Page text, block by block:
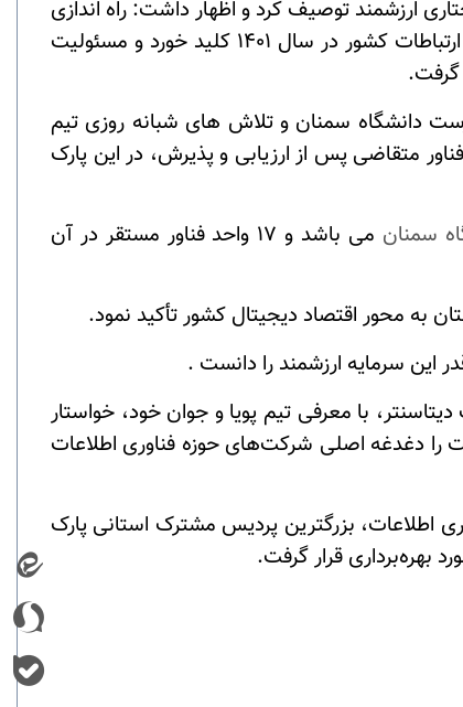
ارزشمند توصیف کرد و اظهار داشت: راه اندازی
پارک فناوری اطلاعات و ارتباطات در استان سمنان، در پی توافق نامه ای میان دانشگاه سمنان و پارک فناوری اطلاعات و ارتباطات کشور در سال 1401 کلید خورد و مسئولیت
گرفت.
دانشگاه سمنان و تلاش های شبانه روزی تیم
استقرار واحدهای فناور آماده شد؛ و با انتشار فراخوانی در اواسط سال 1404، واحدهای فناور متقاضی پس از ارزیابی و پذیرش، در این پارک
سمنان
می باشد و ۱۷ واحد فناور مستقر در آن
به محور اقتصاد دیجیتال کشور تأکید نمود.
.
با معرفی تیم پویا و جوان خود، خواستار
را دغدغه اصلی شرکت‌های حوزه فناوری اطلاعات
۱۷ شرکت در حوزه اقتصاد دیجیتال و فناوری اطلاعات، بزرگترین پردیس مشترک استانی پارک
بهره‌برداری قرار گرفت.